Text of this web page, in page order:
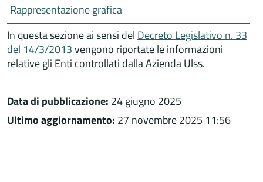
Rappresentazione grafica
In questa sezione ai sensi del Decreto Legislativo n. 33
del 14/3/2013vengono riportate le informazioni
relative gli Enti controllati dalla Azienda Ulss.
Data di pubblicazione: 24 giugno 2025
Ultimo aggiornamento: 27 novembre 2025 11:56